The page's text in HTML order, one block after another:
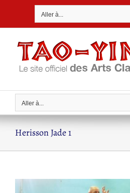
Aller à...
Aller à...
Herisson Jade 1